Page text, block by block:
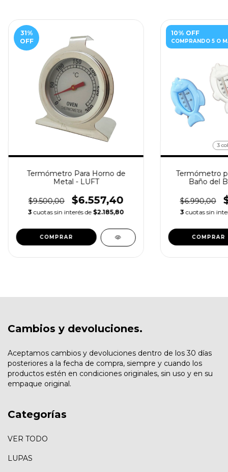
31%
OFF
Termómetro Para Horno de
Metal - LUFT
$9.500,00 $6.557,40
3 cuotas sin interés de $2.185,80
10% OFF
COMPRANDO 5 O
3
Termómetro
Baño del
$6.990,00
3 cuotas sin
COMPRAR
Cambios y devoluciones.
Aceptamos cambios y devoluciones dentro de los 30 días
posteriores a la fecha de compra, siempre y cuando los
productos estén en condiciones originales, sin uso y en su
empaque original.
Categorías
VER TODO
LUPAS